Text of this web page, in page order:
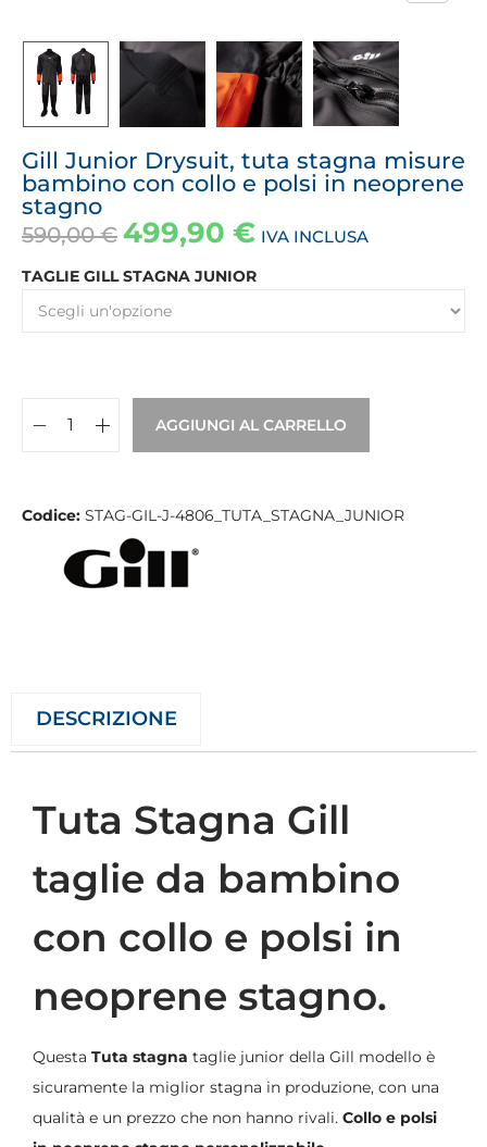
Gill Junior Drysuit, tuta stagna misure
bambino con collo e polsi in neoprene
stagno
590,00€ 499,90 € IVA INCLUSA
TAGLIE GILL STAGNA JUNIOR
AGGIUNGI AL CARRELLO
Codice: STAG-GIL-J-4806_TUTA_STAGNA_JUNIOR
DESCRIZIONE
Tuta Stagna Gill
taglie da bambino
con collo e polsi in
neoprene stagno.
Questa Tuta stagna taglie junior della Gill modello è
sicuramente la miglior stagna in produzione, con una
qualità e un prezzo che non hanno rivali. Collo e polsi